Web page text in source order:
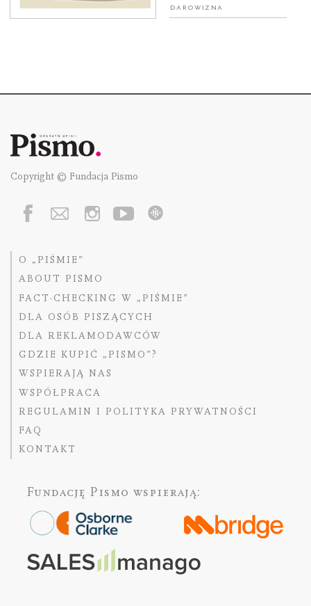
Darowizna
Copyright © Fundacja Pismo
O „PIŚMIE”
ABOUT PISMO
FACT-CHECKING W „PIŚMIE”
DLA OSÓB PISZĄCYCH
DLA REKLAMODAWCÓW
GDZIE KUPIĆ „PISMO”?
WSPIERAJĄ NAS
WSPÓŁPRACA
REGULAMIN I POLITYKA PRYWATNOŚCI
FAQ
KONTAKT
Fundację Pismo wspierają: